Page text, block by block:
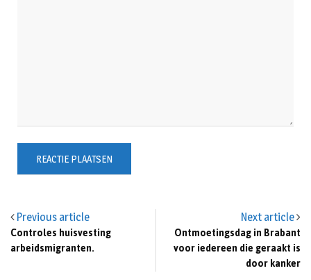
Previous article
Controles huisvesting
arbeidsmigranten.
Next article
Ontmoetingsdag in Brabant
voor iedereen die geraakt is
door kanker